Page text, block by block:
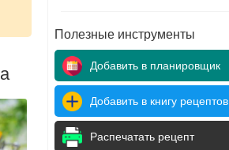
Полезные инструменты
Добавить в планировщик
Добавить в книгу рецептов
Распечатать рецепт